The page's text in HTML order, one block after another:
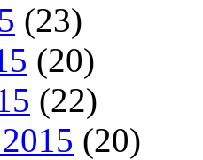
(23)
(20)
(22)
(20)